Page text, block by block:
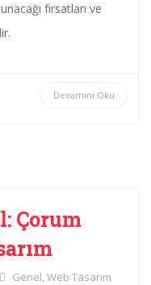
fırsatları ve
Devamını Oku
Çorum
Genel,Web Tasarım